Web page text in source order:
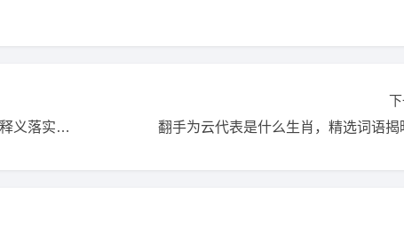
光芒万丈猜打一精选准确生肖，词语释义落实解释
翻手为云代表是什么生肖，精选词语揭